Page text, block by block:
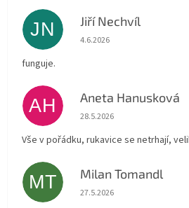
JN Jiří Nechvíl
Hodnocení obchodu je 5 z
4.6.2026
funguje.
AH Aneta Hanusková
Hodnocení obchodu je 5 z
28.5.2026
Vše v pořádku, rukavice se netrhají,
MT Milan Tomandl
Hodnocení obchodu je 5 z
27.5.2026